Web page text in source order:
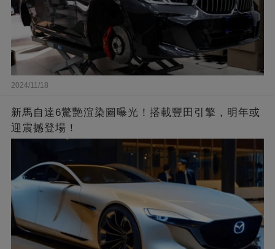
2024/11/18
新馬自達6驚艷渲染圖曝光！搭載豐田引擎，明年或
迎震撼登場！